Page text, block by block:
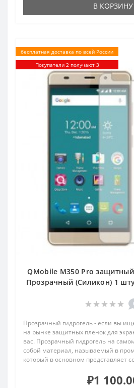
В КОРЗИНУ
бесплатная доставка по всей России
Покупатели 2 получают 3
QMobile M350 Pro
Прозрачный (Силикон) 1
Прозрачный гидрогель - если вы
на рынке защитных пленок для
вас. Прозрачный гидрогель на
собой материал, называемый в
который в основном представляет
₽1